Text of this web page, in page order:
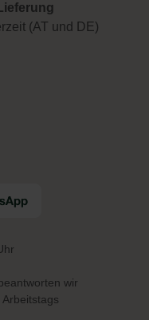
(AT und DE)
wir